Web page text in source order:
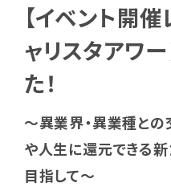
【イベント開
ャリスタアワ
た！
～異業界・異業種と
や人生に還元できる
目指して～
Media
メディア
Member
社員紹介